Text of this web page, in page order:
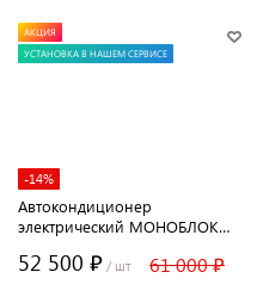
АКЦИЯ
УСТАНОВКА В НАШЕМ СЕРВИСЕ
-14%
Автокондиционер
электрический МОНОБЛОК
52 500 ₽ / шт 61 000 ₽